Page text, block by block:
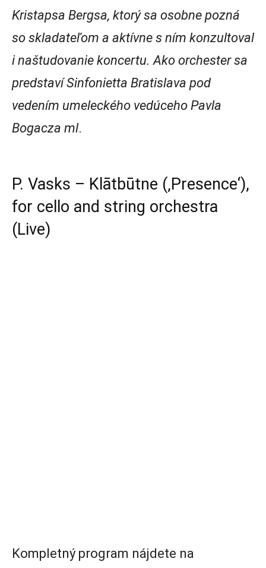
Kristapsa Bergsa, ktorý sa osobne pozná
so skladateľom a aktívne s ním konzultoval
i naštudovanie koncertu. Ako orchester sa
predstaví Sinfonietta Bratislava pod
vedením umeleckého vedúceho Pavla
Bogacza ml.
P. Vasks – Klātbūtne (‚Presence‘),
for cello and string orchestra
(Live)
Kompletný program nájdete na